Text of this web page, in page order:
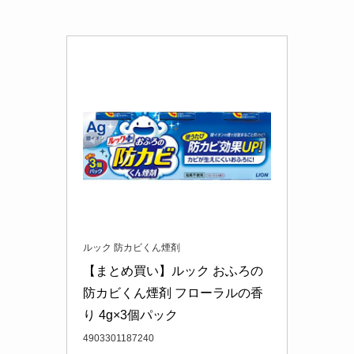
ルック 防カビくん煙剤
【まとめ買い】ルック おふろの
防カビくん煙剤 フローラルの香
り 4g×3個パック
4903301187240